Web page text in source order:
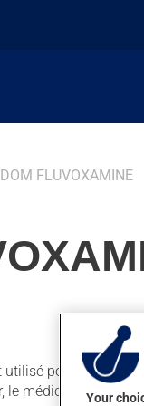
DOM FLUVOXAMINE
pour la
médicament ne
Your